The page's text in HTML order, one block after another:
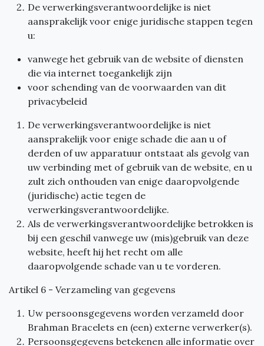
De verwerkingsverantwoordelijke is niet
aansprakelijk voor enige juridische stappen tegen
u:
vanwege het gebruik van de website of diensten
die via internet toegankelijk zijn
voor schending van de voorwaarden van dit
privacybeleid
De verwerkingsverantwoordelijke is niet
aansprakelijk voor enige schade die aan u of
derden of uw apparatuur ontstaat als gevolg van
uw verbinding met of gebruik van de website, en u
zult zich onthouden van enige daaropvolgende
(juridische) actie tegen de
verwerkingsverantwoordelijke.
Als de verwerkingsverantwoordelijke betrokken is
bij een geschil vanwege uw (mis)gebruik van deze
website, heeft hij het recht om alle
daaropvolgende schade van u te vorderen.
Artikel 6 - Verzameling van gegevens
Uw persoonsgegevens worden verzameld door
Brahman Bracelets en (een) externe verwerker(s).
Persoonsgegevens betekenen alle informatie over